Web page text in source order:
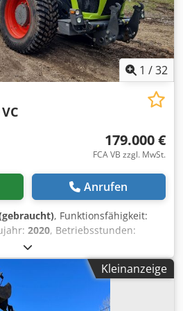
1 /32
179.000 €
FCA VB zzgl. MwSt.
Anrufen
, Funktionsfähigkeit:
2020, Betriebsstunden:
kW (418,76 PS)
Sonstige, Höchstgeschwindigkeit:
, nächste Prüfung (TÜV):
R42 , Hinterreifengröße:
Kleinanzeige